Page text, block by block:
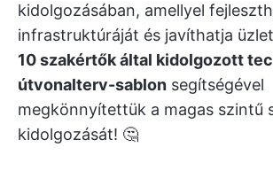
kidolgozásában, amellyel
infrastruktúráját és javíthatja
10 szakértők által kidolgozott
útvonalterv-sablon segítségével
megkönnyítettük a magas szintű
kidolgozását! 🤔